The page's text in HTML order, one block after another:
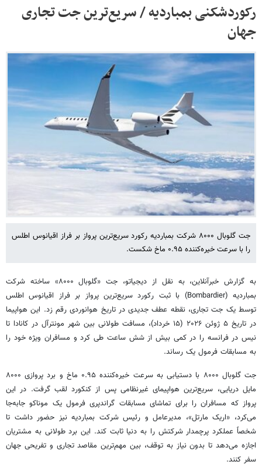
رکوردشکنی بمباردیه / سریع‌ترین جت تجاری
جهان
جت گلوبال ۸۰۰۰ شرکت بمباردیه رکورد سریع‌ترین پرواز بر فراز اقیانوس اطلس
را با سرعت خیره‌کننده ۰.۹۵ ماخ شکست.
به گزارش خبرآنلاین، به نقل از دیجیاتو، جت «گلوبال ۸۰۰۰» ساخته شرکت
بمباردیه (Bombardier) با ثبت رکورد سریع‌ترین پرواز بر فراز اقیانوس اطلس
توسط یک جت تجاری، نقطه عطف جدیدی در تاریخ هوانوردی رقم زد. این هواپیما
در تاریخ ۵ ژوئن ۲۰۲۶ (۱۵ خرداد)، مسافت طولانی بین شهر مونترآل در کانادا تا
نیس در فرانسه را در کمی بیش از شش ساعت طی کرد و مسافران ویژه خود را
به مسابقات فرمول یک رساند.
جت گلوبال ۸۰۰۰ با دستیابی به سرعت خیره‌کننده ۰.۹۵ ماخ و برد پروازی ۸۰۰۰
مایل دریایی، سریع‌ترین هواپیمای غیرنظامی پس از کنکورد لقب گرفت. در این
پرواز که مسافران را برای تماشای مسابقات گراندپری فرمول یک موناکو جابه‌جا
می‌کرد، «اریک مارتل»، مدیرعامل و رئیس شرکت بمباردیه نیز حضور داشت تا
شخصاً عملکرد پرچمدار شرکتش را به دنیا ثابت کند. این برد طولانی به مشتریان
اجازه می‌دهد تا بدون نیاز به توقف، بین مهم‌ترین مقاصد تجاری و تفریحی جهان
سفر کنند.